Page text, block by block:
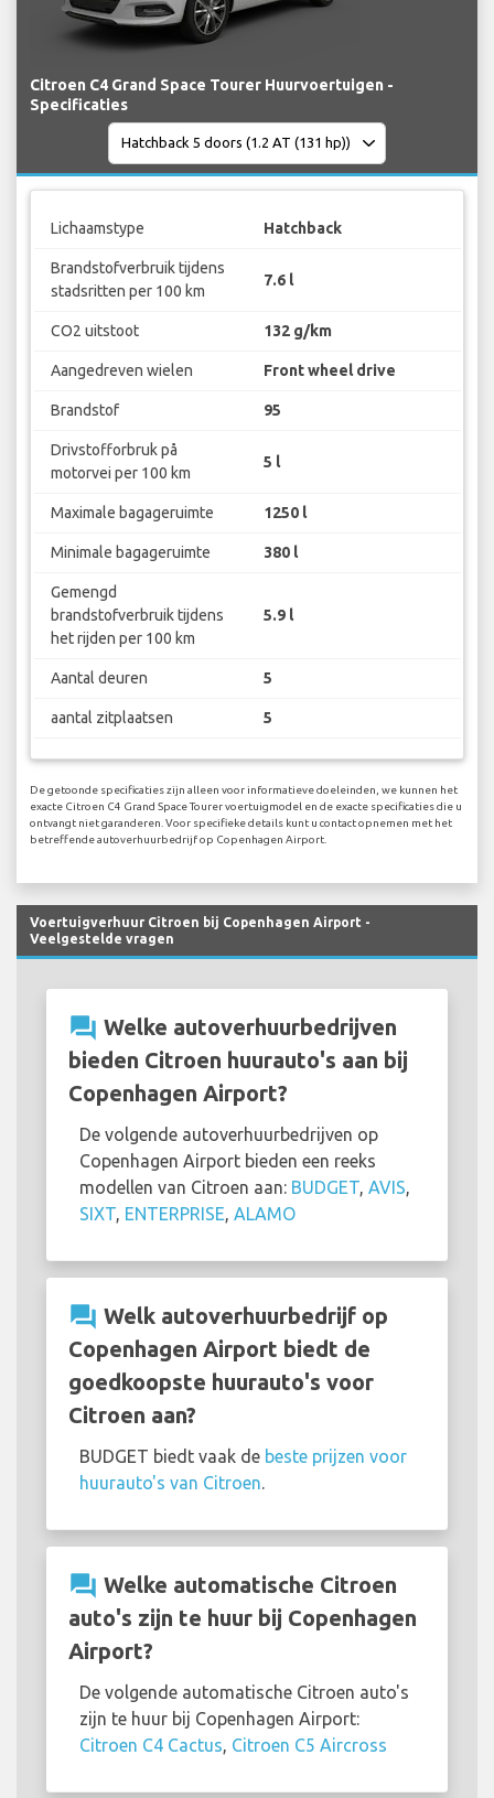
Citroen C4 Grand Space Tourer Huurvoertuigen -
Specificaties
Lichaamstype Hatchback
Brandstofverbruik tijdens
stadsritten per 100 km
7.6 l
CO2 uitstoot 132 g/km
Aangedreven wielen Front wheel drive
Brandstof 95
Drivstofforbruk på
motorvei per 100 km
5 l
Maximale bagageruimte 1250 l
Minimale bagageruimte 380 l
Gemengd
brandstofverbruik tijdens
het rijden per 100 km
5.9 l
Aantal deuren 5
aantal zitplaatsen 5
De getoonde specificaties zijn alleen voor informatieve doeleinden, we kunnen het
exacte Citroen C4 Grand Space Tourer voertuigmodel en de exacte specificaties die u
ontvangt niet garanderen. Voor specifieke details kunt u contact opnemen met het
betreffende autoverhuurbedrijf op Copenhagen Airport.
Voertuigverhuur Citroen bij Copenhagen Airport -
Veelgestelde vragen
question_answer Welke autoverhuurbedrijven
bieden Citroen huurauto's aan bij
Copenhagen Airport?
De volgende autoverhuurbedrijven op
Copenhagen Airport bieden een reeks
modellen van Citroen aan: BUDGET AVIS
SIXT ENTERPRISE ALAMO
question_answer Welk autoverhuurbedrijf op
Copenhagen Airport biedt de
goedkoopste huurauto's voor
Citroen aan?
BUDGET biedt vaak de beste prijzen voor
huurauto's van Citroen
question_answer Welke automatische Citroen
auto's zijn te huur bij Copenhagen
Airport?
De volgende automatische Citroen auto's
zijn te huur bij Copenhagen Airport:
Citroen C4 Cactus Citroen C5 Aircross